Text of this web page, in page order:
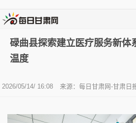
碌曲县探索建立医疗服务新
温度
2026/05/14/ 16:08 来源：每日甘肃网-甘肃日